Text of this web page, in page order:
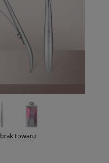
brak towaru